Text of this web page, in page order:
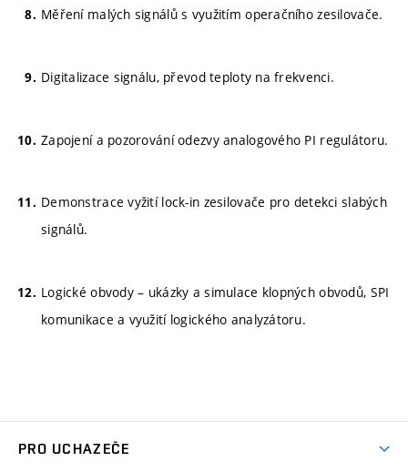
Měření malých signálů s využitím operačního zesilovače.
Digitalizace signálu, převod teploty na frekvenci.
Zapojení a pozorování odezvy analogového PI regulátoru.
Demonstrace vyžití lock-in zesilovače pro detekci slabých
signálů.
Logické obvody – ukázky a simulace klopných obvodů, SPI
komunikace a využití logického analyzátoru.
PRO UCHAZEČE